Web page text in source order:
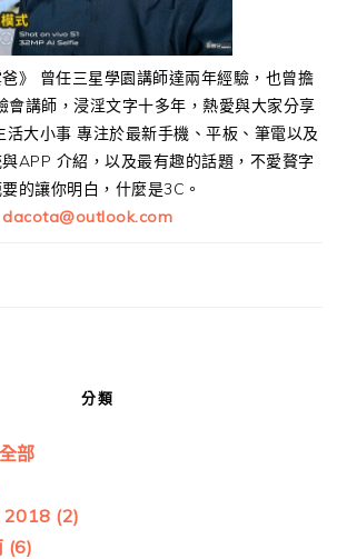
》 曾任三星學園講師達兩年經驗，也曾擔
會講師，浸淫文字十多年，熱愛與大家分享
活大小事 專注於最新手機、平板、筆電以及
APP 介紹，以及最有趣的話題，不愛贅字
的讓你明白，什麼是3C。
dacota@outlook.com
分類
部
2018 (2)
(6)